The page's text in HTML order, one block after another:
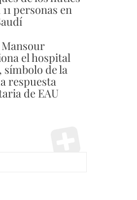
personas en
el hospital
de la
respuesta
de EAU